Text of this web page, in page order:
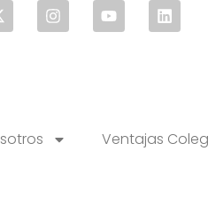
Ventajas